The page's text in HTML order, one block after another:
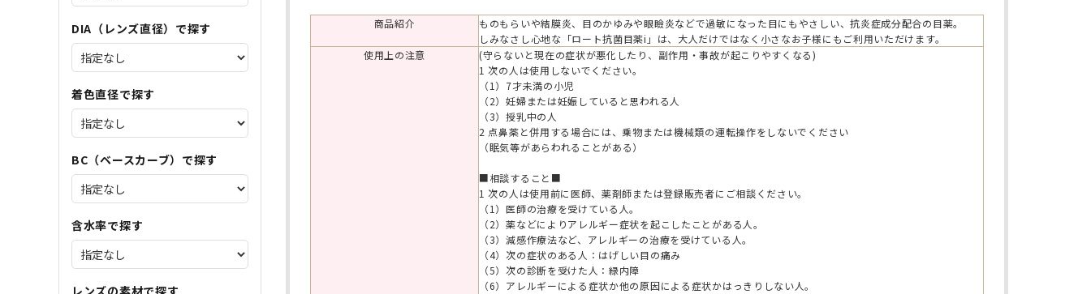
DIA（レンズ直径）で探す
着色直径で探す
BC（ベースカーブ）で探す
含水率で探す
商品紹介
ものもらいや結膜炎、目のかゆみや眼瞼炎などで過敏になった目にもやさしい、抗炎症成分配合の目薬。
しみなさし心地な「ロート抗菌目薬i」は、大人だけではなく小さなお子様にもご利用いただけます。
使用上の注意
(守らないと現在の症状が悪化したり、副作用・事故が起こりやすくなる)
1 次の人は使用しないでください。
（1）7才未満の小児
（2）妊婦または妊娠していると思われる人
（3）授乳中の人
2 点鼻薬と併用する場合には、乗物または機械類の運転操作をしないでください
（眠気等があらわれることがある）
■相談すること■
1 次の人は使用前に医師、薬剤師または登録販売者にご相談ください。
（1）医師の治療を受けている人。
（2）薬などによりアレルギー症状を起こしたことがある人。
（3）減感作療法など、アレルギーの治療を受けている人。
（4）次の症状のある人：はげしい目の痛み
（5）次の診断を受けた人：緑内障
（6）アレルギーによる症状か他の原因による症状かはっきりしない人。